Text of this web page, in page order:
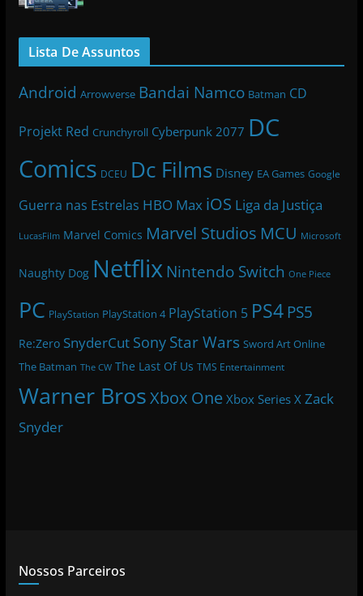
Lista De Assuntos
Android Arrowverse Bandai Namco Batman CD
Projekt Red Crunchyroll Cyberpunk 2077 DC
Comics DCEU Dc Films Disney EA Games Google
Guerra nas Estrelas HBO Max iOS Liga da Justiça
LucasFilm Marvel Comics Marvel Studios MCU Microsoft
Naughty Dog Netflix Nintendo Switch One Piece
PC PlayStation PlayStation 4 PlayStation 5 PS4 PS5
Re:Zero SnyderCut Sony Star Wars Sword Art Online
The Batman The CW The Last Of Us TMS Entertainment
Warner BrosXbox One Xbox Series X Zack
Snyder
Nossos Parceiros